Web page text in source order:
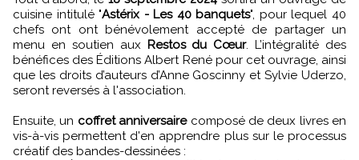
cuisine intitulé "Astérix - Les 40 banquets", pour lequel 40
chefs ont ont bénévolement accepté de partager un
menu en soutien aux
Restos du Cœur. L’intégralité des
bénéfices des Éditions Albert René pour cet ouvrage, ainsi
que les droits d’auteurs d’Anne Goscinny et Sylvie Uderzo,
seront reversés à l'association.
Ensuite, un coffret anniversairecomposé de deux livres en
vis-à-vis permettent d'en apprendre plus sur le processus
créatif des bandes-dessinées :